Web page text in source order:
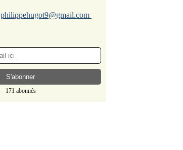
philippehugot9@gmail.com
171 abonnés